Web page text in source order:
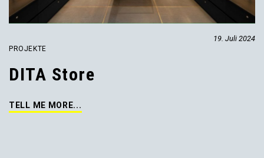
19. Juli 2024
PROJEKTE
DITA Store
TELL ME MORE...